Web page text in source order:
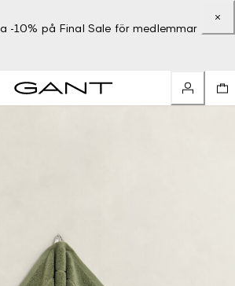
-10% på Final Sale för medlemmar